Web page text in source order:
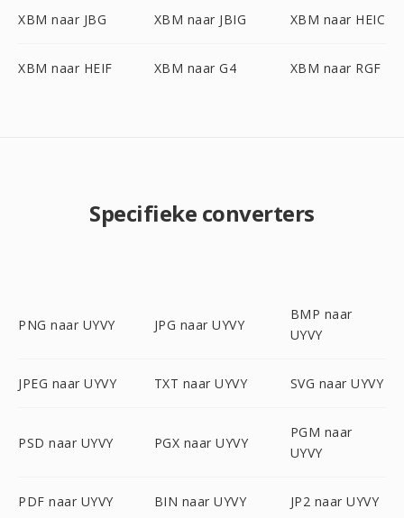
XBM naar JBG XBM naar JBIG XBM naar HEIC
XBM naar HEIF XBM naar G4 XBM naar RGF
Specifieke converters
PNG naar UYVY JPG naar UYVY
BMP naar
UYVY
JPEG naar UYVY TXT naar UYVY SVG naar UYVY
PSD naar UYVY PGX naar UYVY
PGM naar
UYVY
PDF naar UYVY BIN naar UYVY JP2 naar UYVY